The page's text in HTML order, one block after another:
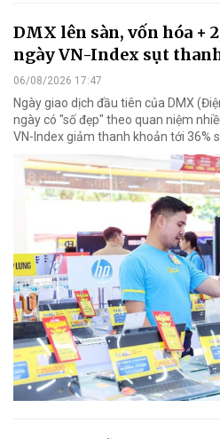
DMX lên sàn, vốn hóa +
ngày VN-Index sụt
06/08/2026 17:47
Ngày giao dịch đầu tiên của DMX
ngày có "số đẹp" theo quan niệm
VN-Index giảm thanh khoản tới 36%